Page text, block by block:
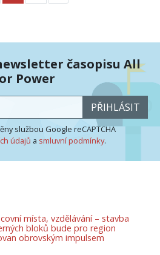
časopisu All
Power
PŘIHLÁSIT
službou Google reCAPTCHA
údajů a smluvní podmínky.
místa, vzdělávání – stavba
bloků bude pro region
obrovským impulsem